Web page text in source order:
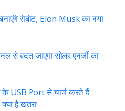
रोबोट, Elon Musk का नया
से बदल जाएगा सोलर एनर्जी का
के USB Port से चार्ज करते हैं
है खतरा